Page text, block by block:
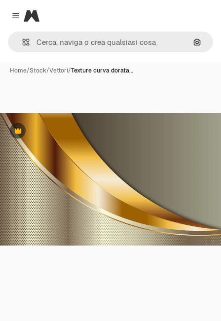
Close menu
Magnific
Cerca
Home/Stock/Vettori/Texture curva dorata…
Premium